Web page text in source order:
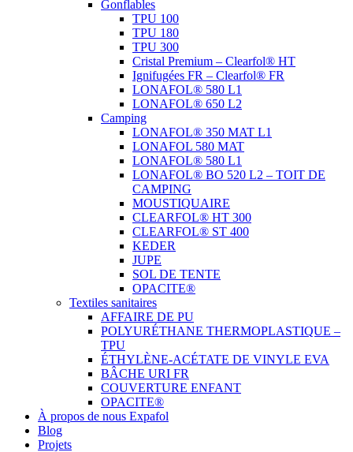
Gonflables
TPU 100
TPU 180
TPU 300
Cristal Premium – Clearfol® HT
Ignifugées FR – Clearfol® FR
LONAFOL® 580 L1
LONAFOL® 650 L2
Camping
LONAFOL® 350 MAT L1
LONAFOL 580 MAT
LONAFOL® 580 L1
LONAFOL® BO 520 L2 – TOIT DE
CAMPING
MOUSTIQUAIRE
CLEARFOL® HT 300
CLEARFOL® ST 400
KEDER
JUPE
SOL DE TENTE
OPACITE®
Textiles sanitaires
AFFAIRE DE PU
POLYURÉTHANE THERMOPLASTIQUE –
TPU
ÉTHYLÈNE-ACÉTATE DE VINYLE EVA
BÂCHE URI FR
COUVERTURE ENFANT
OPACITE®
À propos de nous Expafol
Blog
Projets